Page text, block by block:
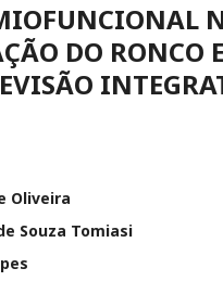
DO RONCO E
Oliveira
Souza Tomiasi